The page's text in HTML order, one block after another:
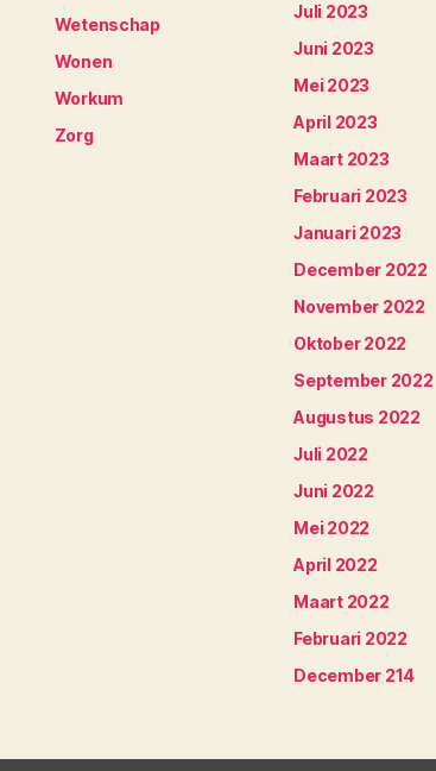
Wetenschap
Wonen
Workum
Zorg
Juli 2023
Juni 2023
Mei 2023
April 2023
Maart 2023
Februari 2023
Januari 2023
December 2022
November 2022
Oktober 2022
September 2022
Augustus 2022
Juli 2022
Juni 2022
Mei 2022
April 2022
Maart 2022
Februari 2022
December 214